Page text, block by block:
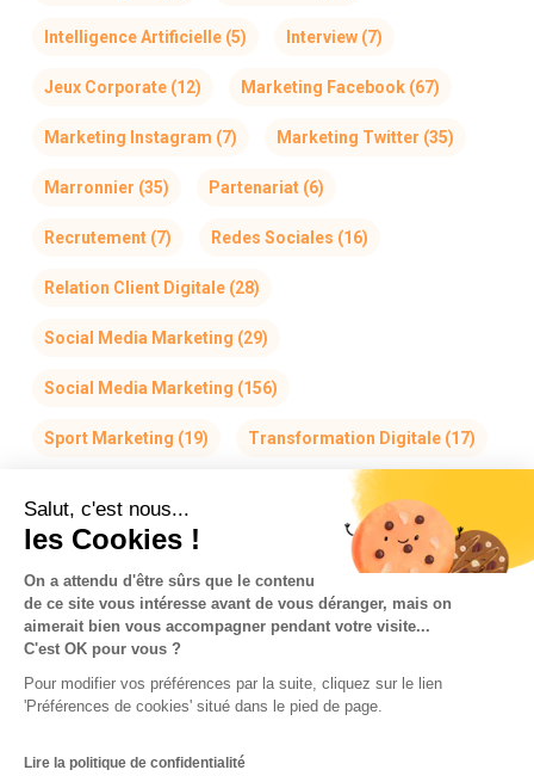
Salut, c'est nous...
les Cookies !
On a attendu d'être sûrs que le contenu
de ce site vous intéresse avant de vous déranger, mais on
aimerait bien vous accompagner pendant votre visite...
C'est OK pour vous ?
Pour modifier vos préférences par la suite, cliquez sur le lien
'Préférences de cookies' situé dans le pied de page.
Lire la politique de confidentialité
Intelligence Artificielle(5) Interview(7)
Jeux Corporate(12) Marketing Facebook(67)
Marketing Instagram (7) Marketing Twitter (35)
Marronnier (35) Partenariat(6)
Recrutement(7) Redes Sociales (16)
Relation Client Digitale(28)
Social Media Marketing (29)
Social Media Marketing (156)
Sport Marketing (19) Transformation Digitale(17)
La Team So-Buzz Jobs RSE
Mentions légales
CGU & Cookies
Made with